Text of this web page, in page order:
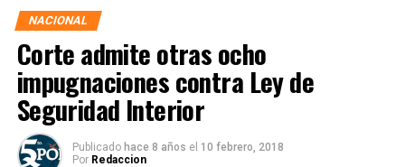
NACIONAL
Corte admite otras ocho
impugnaciones contra Ley de
Seguridad Interior
Publicado hace 8 años el 10 febrero, 2018
Por Redaccion